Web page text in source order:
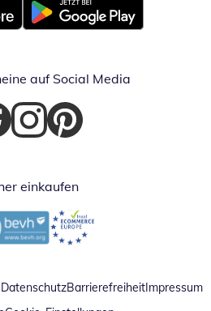
Fenster
Öffnet in neuem Fenster
auf Social Media
in neuem Fenster
Öffnet in neuem Fenster
Öffnet in neuem Fenster
einkaufen
in neuem FensterÖffnet in neuem Fenster
DatenschutzBarrierefreiheit Impressum